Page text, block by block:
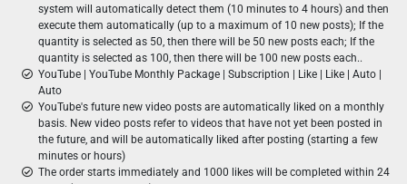
system will automatically detect them (10 minutes to 4 hours) and then
execute them automatically (up to a maximum of 10 new posts); If the
quantity is selected as 50, then there will be 50 new posts each; If the
quantity is selected as 100, then there will be 100 new posts each..
YouTube | YouTube Monthly Package | Subscription | Like | Like | Auto |
Auto
YouTube's future new video posts are automatically liked on a monthly
basis. New video posts refer to videos that have not yet been posted in
the future, and will be automatically liked after posting (starting a few
minutes or hours)
The order starts immediately and 1000 likes will be completed within 24